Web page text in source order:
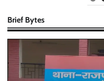
Brief Bytes